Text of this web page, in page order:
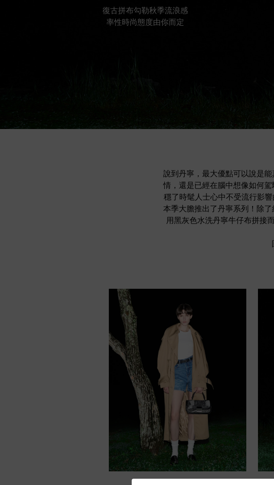
復古拼布勾勒秋季流浪感
率性時尚態度由你而定
說到丹寧，最大優點可以說是
情，還是已經在腦中想像如何
穩了時髦人士心中不受流行影
本季大膽推出了丹寧系列！除
用黑灰色水洗丹寧牛仔布拼接